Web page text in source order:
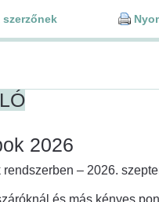
szerzőnek
2026
– 2026.
és más kényes